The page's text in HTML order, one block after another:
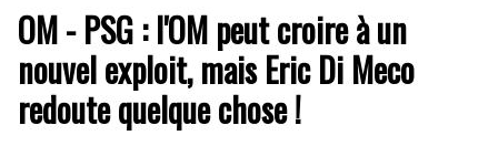
OM - PSG : l'OM peut croire à un
nouvel exploit, mais Eric Di Meco
redoute quelque chose !